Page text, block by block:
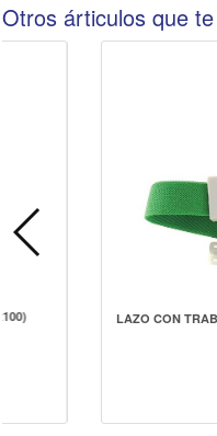
Otros árticulos que
LAZO CON